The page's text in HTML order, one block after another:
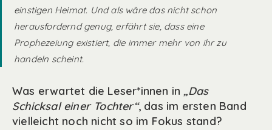
einstigen Heimat. Und als wäre das nicht schon
herausfordernd genug, erfährt sie, dass eine
Prophezeiung existiert, die immer mehr von ihr zu
handeln scheint.
Was erwartet die Leser*innen in „Das
Schicksal einer Tochter“, das im ersten Band
vielleicht noch nicht so im Fokus stand?